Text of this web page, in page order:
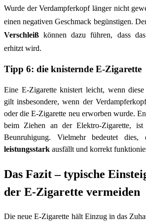
Wurde der Verdampferkopf länger nicht
einen negativen Geschmack begünstigen.
Verschleißkönnen dazu führen, dass
erhitzt wird.
Tipp 6: die knisternde E-Zigarette
Eine E-Zigarette knistert leicht, wenn
gilt insbesondere, wenn der
oder die E-Zigarette neu erworben wurde.
beim Ziehen an der Elektro-Zigarette,
Beunruhigung. Vielmehr bedeutet dies,
leistungsstark ausfällt und korrekt
Das Fazit – typische
der E-Zigarette vermeiden
Die neue E-Zigarette hält Einzug in das